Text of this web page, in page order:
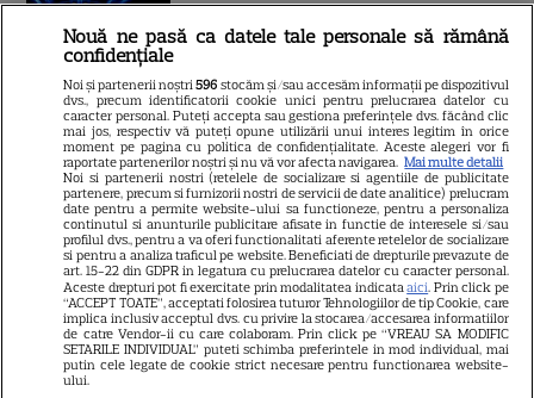
Horoscop 30 iulie 2026. Tauriii
se interesează mai puțin ce se
discută în spatele ușilor
închise
Luna plină din 29 iulie
deschide un nou capitol. Este
momentul astral care îți poate
schimba direcția vieții
Nouă ne pasă ca datele tale personale să rămână
confidențiale
Noi și partenerii noștri596 stocăm și/sau accesăm informații pe dispozitivul
dvs., precum identificatorii cookie unici pentru prelucrarea datelor cu
caracter personal. Puteți accepta sau gestiona preferințele dvs. făcând clic
mai jos, respectiv vă puteți opune utilizării unui interes legitim în orice
moment pe pagina cu politica de confidențialitate. Aceste alegeri vor fi
raportate partenerilor noștri și nu vă vor afecta navigarea. Mai multe detalii
Noi si partenerii nostri (retelele de socializare si agentiile de publicitate
partenere, precum si furnizorii nostri de servicii de date analitice) prelucram
date pentru a permite website-ului sa functioneze, pentru a personaliza
continutul si anunturile publicitare afisate in functie de interesele si/sau
profilul dvs., pentru a va oferi functionalitati aferente retelelor de socializare
si pentru a analiza traficul pe website. Beneficiati de drepturile prevazute de
art. 15-22 din GDPR in legatura cu prelucrarea datelor cu caracter personal.
Aceste drepturi pot fi exercitate prin modalitatea indicataaici. Prin click pe
“ACCEPT TOATE”, acceptati folosirea tuturor Tehnologiilor de tip Cookie, care
implica inclusiv acceptul dvs. cu privire la stocarea/accesarea informatiilor
de catre Vendor-ii cu care colaboram. Prin click pe “VREAU SA MODIFIC
SETARILE INDIVIDUAL” puteti schimba preferintele in mod individual, mai
putin cele legate de cookie strict necesare pentru functionarea website-
ului.